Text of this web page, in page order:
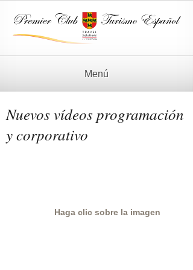
Menú
Nuevos vídeos programación
y corporativo
Haga clic sobre la imagen